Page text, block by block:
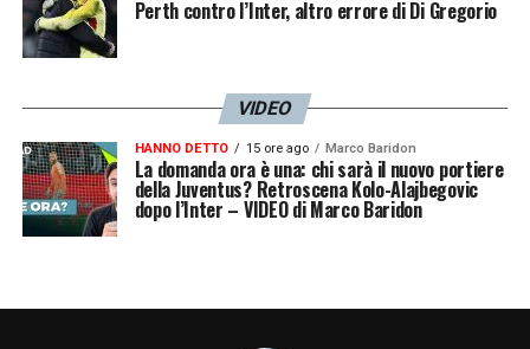
Perth contro l’Inter, altro errore di Di Gregorio
VIDEO
HANNO DETTO 15 ore ago Marco Baridon
La domanda ora è una: chi sarà il nuovo portiere
della Juventus? Retroscena Kolo-Alajbegovic
dopo l’Inter – VIDEO di Marco Baridon